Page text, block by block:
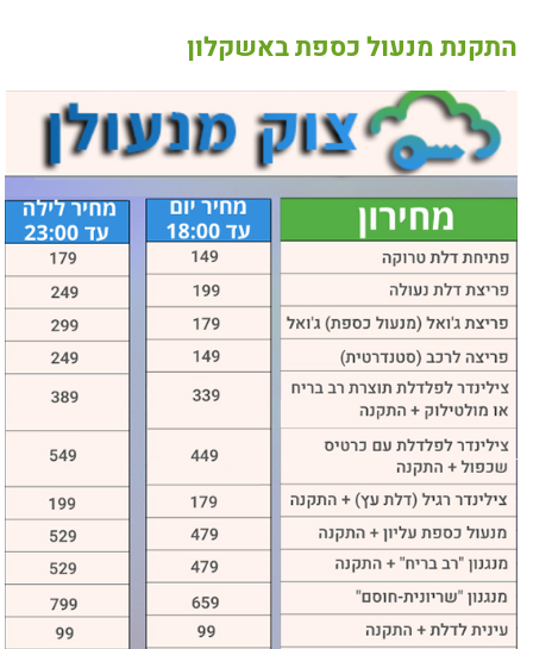
התקנת מנעול כספת באשקלון